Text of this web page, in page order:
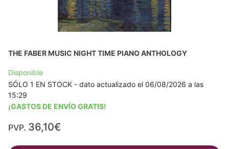
THE FABER MUSIC NIGHT TIME PIANO ANTHOLOGY
Disponible
SÓLO 1 EN STOCK - dato actualizado el 06/08/2026 a las
15:29
¡GASTOS DE ENVÍO GRATIS!
PVP. 36,10€